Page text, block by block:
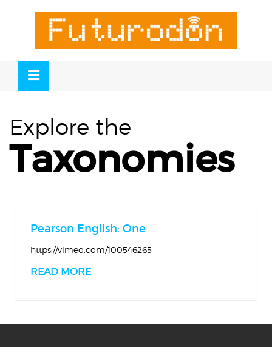
Explore the
Taxonomies
Pearson English: One
https://vimeo.com/100546265
READ MORE